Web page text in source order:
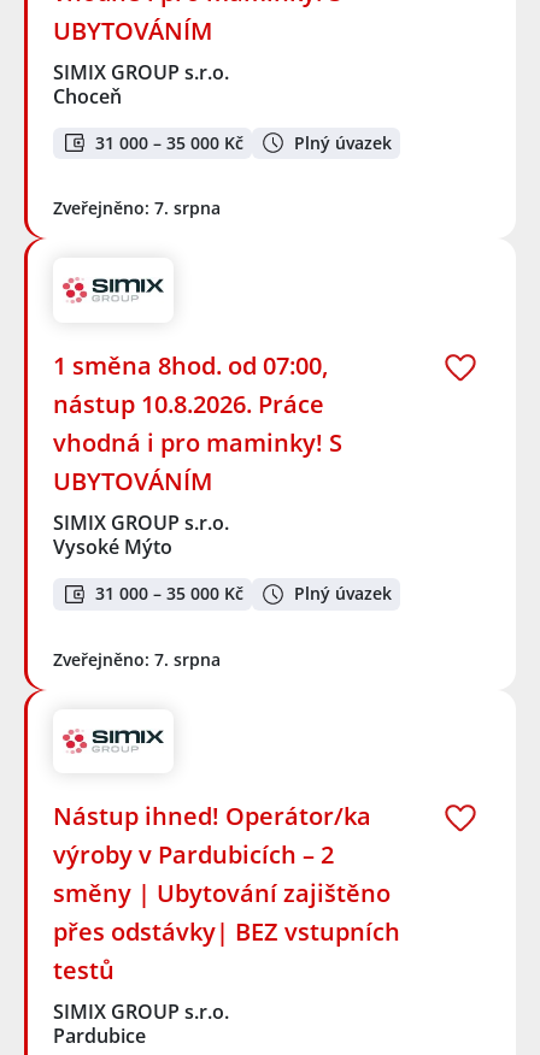
UBYTOVÁNÍM
SIMIX GROUP s.r.o.
Choceň
31 000 – 35 000 Kč Plný úvazek
Zveřejněno: 7. srpna
1 směna 8hod. od 07:00,
nástup 10.8.2026. Práce
vhodná i pro maminky! S
UBYTOVÁNÍM
SIMIX GROUP s.r.o.
Vysoké Mýto
31 000 – 35 000 Kč Plný úvazek
Zveřejněno: 7. srpna
Nástup ihned! Operátor/ka
výroby v Pardubicích – 2
směny | Ubytování zajištěno
přes odstávky| BEZ vstupních
testů
SIMIX GROUP s.r.o.
Pardubice